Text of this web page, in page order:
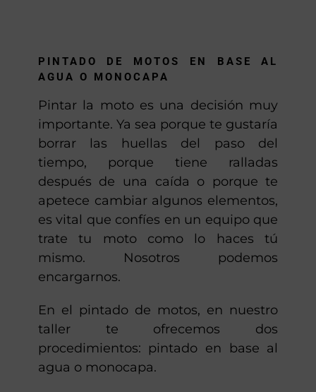
PINTADO DE MOTOS EN BASE AL
AGUA O MONOCAPA
Pintar la moto es una decisión muy
importante. Ya sea porque te gustaría
borrar las huellas del paso del
tiempo, porque tiene ralladas
después de una caída o porque te
apetece cambiar algunos elementos,
es vital que confíes en un equipo que
trate tu moto como lo haces tú
mismo. Nosotros podemos
encargarnos.
En el pintado de motos, en nuestro
taller te ofrecemos dos
procedimientos: pintado en base al
agua o monocapa.